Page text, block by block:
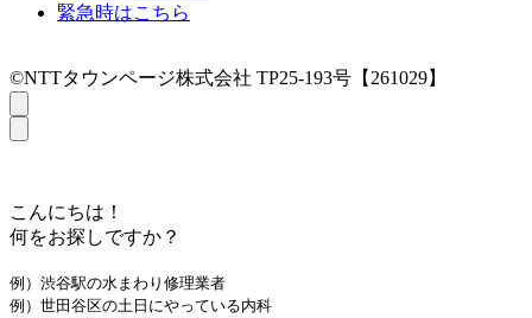
緊急時はこちら
©NTTタウンページ株式会社 TP25-193号【261029】
こんにちは！
何をお探しですか？
例）渋谷駅の水まわり修理業者
例）世田谷区の土日にやっている内科